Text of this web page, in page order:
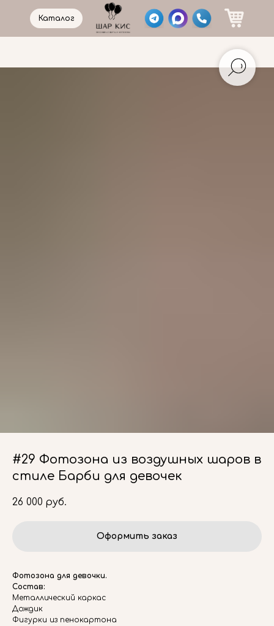
Каталог
#29 Фотозона из воздушных шаров в
стиле Барби для девочек
26 000 руб.
Оформить заказ
Фотозона для девочки.
Состав:
Металлический каркас
Дождик
Фигурки из пенокартона